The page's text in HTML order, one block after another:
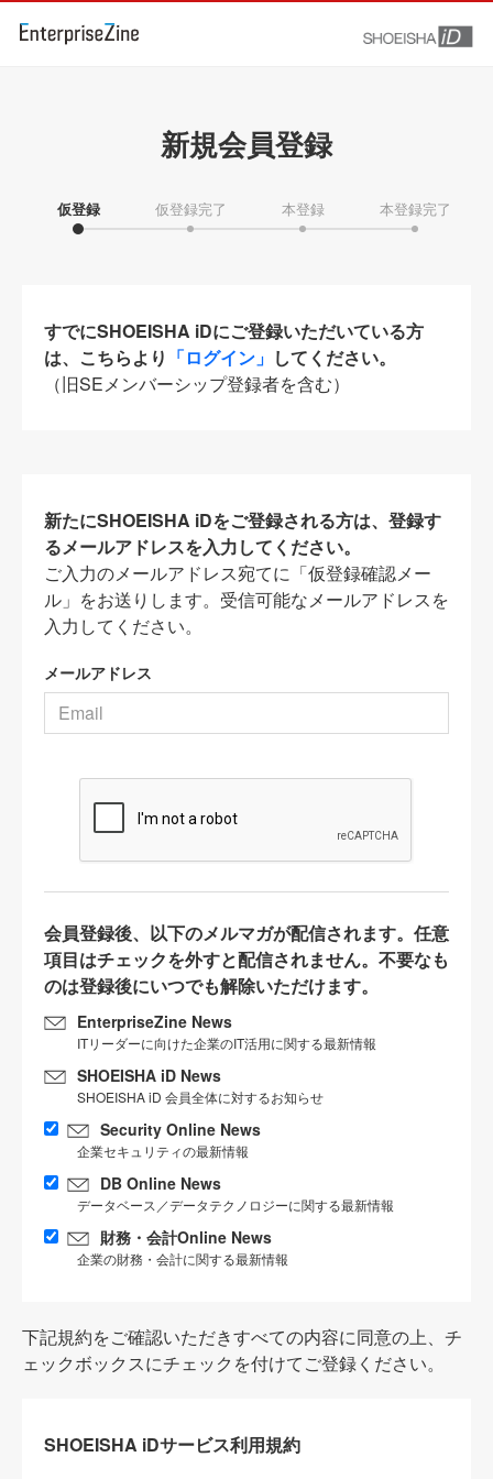
新規会員登録
仮登録 仮登録完了 本登録 本登録完了
すでにSHOEISHA iDにご登録いただいている方
は、こちらより 「ログイン」 してください。
（旧SEメンバーシップ登録者を含む）
新たにSHOEISHA iDをご登録される方は、登録す
るメールアドレスを入力してください。
ご入力のメールアドレス宛てに「仮登録確認メー
ル」をお送りします。受信可能なメールアドレスを
入力してください。
メールアドレス
会員登録後、以下のメルマガが配信されます。任意
項目はチェックを外すと配信されません。不要なも
のは登録後にいつでも解除いただけます。
EnterpriseZine News
ITリーダーに向けた企業のIT活用に関する最新情報
SHOEISHA iD News
SHOEISHA iD 会員全体に対するお知らせ
Security Online News
企業セキュリティの最新情報
DB Online News
データベース／データテクノロジーに関する最新情報
財務・会計Online News
企業の財務・会計に関する最新情報
下記規約をご確認いただきすべての内容に同意の上、チ
ェックボックスにチェックを付けてご登録ください。
SHOEISHA iDサービス利用規約